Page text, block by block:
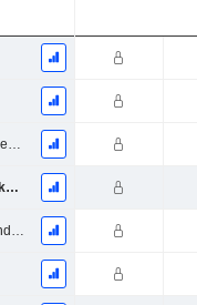
Handelbare Vermögenswertpapiere, Gesamt
Gesamtsumme an Bargeld und kurzfristigen Investitionen
Forderungen aus Lieferungen und Leistungen, Gesamt